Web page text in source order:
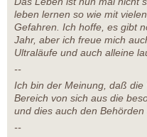
leben lernen so wie mit
Gefahren. Ich hoffe, es gibt
Jahr, aber ich freue mich
Ultraläufe und auch alleine
--
Ich bin der Meinung, daß
Bereich von sich aus die
und dies auch den
--